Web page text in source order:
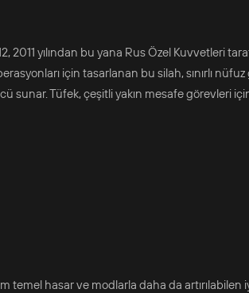
2011 yılından bu yana Rus Özel Kuvvetleri
için tasarlanan bu silah, sınırlı
sunar. Tüfek, çeşitli yakın mesafe görevleri
temel hasar ve modlarla daha da artırılabilen